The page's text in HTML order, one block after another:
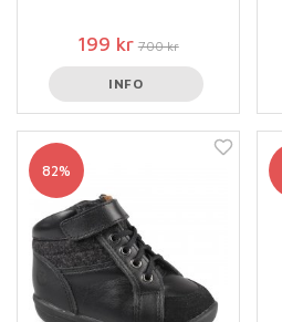
199 kr 700 kr
INFO
82%